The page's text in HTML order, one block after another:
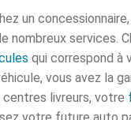
un
services.
qui correspond à
vous avez la
livreurs, votre